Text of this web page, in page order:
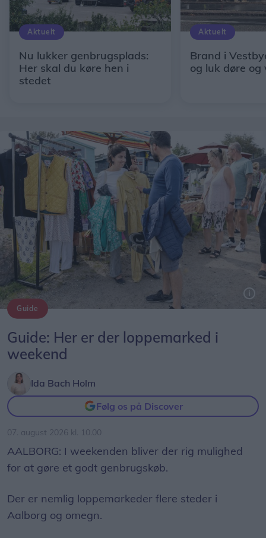
Aktuelt
Nu lukker genbrugsplads:
Her skal du køre hen i
stedet
Aktuelt
Brand i
og luk døre og
Guide
Guide: Her er der loppemarked i
weekend
Ida Bach Holm
Følg os på Discover
07. august 2026 kl. 10.00
AALBORG: I weekenden bliver der rig mulighed
for at gøre et godt genbrugskøb.
Der er nemlig loppemarkeder flere steder i
Aalborg og omegn.